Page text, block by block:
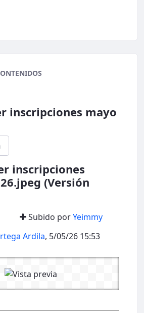
inscripciones mayo
inscripciones
(Versión
Subido porYeimmy
Ardila, 5/05/26 15:53